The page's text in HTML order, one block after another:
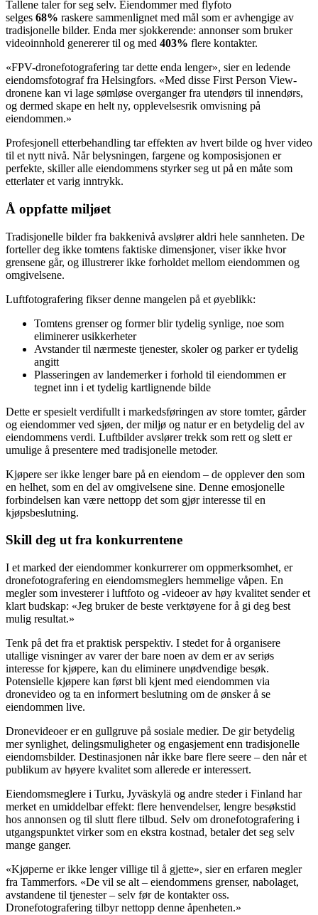
Tallene taler for seg selv. Eiendommer med flyfoto
selges 68% raskere sammenlignet med mål som er avhengige av
tradisjonelle bilder. Enda mer sjokkerende: annonser som bruker
videoinnhold genererer til og med 403% flere kontakter.
«FPV-dronefotografering tar dette enda lenger», sier en ledende
eiendomsfotograf fra Helsingfors. «Med disse First Person View-
dronene kan vi lage sømløse overganger fra utendørs til innendørs,
og dermed skape en helt ny, opplevelsesrik omvisning på
eiendommen.»
Profesjonell etterbehandling tar effekten av hvert bilde og hver video
til et nytt nivå. Når belysningen, fargene og komposisjonen er
perfekte, skiller alle eiendommens styrker seg ut på en måte som
etterlater et varig inntrykk.
Å oppfatte miljøet
Tradisjonelle bilder fra bakkenivå avslører aldri hele sannheten. De
forteller deg ikke tomtens faktiske dimensjoner, viser ikke hvor
grensene går, og illustrerer ikke forholdet mellom eiendommen og
omgivelsene.
Luftfotografering fikser denne mangelen på et øyeblikk:
Tomtens grenser og former blir tydelig synlige, noe som
eliminerer usikkerheter
Avstander til nærmeste tjenester, skoler og parker er tydelig
angitt
Plasseringen av landemerker i forhold til eiendommen er
tegnet inn i et tydelig kartlignende bilde
Dette er spesielt verdifullt i markedsføringen av store tomter, gårder
og eiendommer ved sjøen, der miljø og natur er en betydelig del av
eiendommens verdi. Luftbilder avslører trekk som rett og slett er
umulige å presentere med tradisjonelle metoder.
Kjøpere ser ikke lenger bare på en eiendom – de opplever den som
en helhet, som en del av omgivelsene sine. Denne emosjonelle
forbindelsen kan være nettopp det som gjør interesse til en
kjøpsbeslutning.
Skill deg ut fra konkurrentene
I et marked der eiendommer konkurrerer om oppmerksomhet, er
dronefotografering en eiendomsmeglers hemmelige våpen. En
megler som investerer i luftfoto og -videoer av høy kvalitet sender et
klart budskap: «Jeg bruker de beste verktøyene for å gi deg best
mulig resultat.»
Tenk på det fra et praktisk perspektiv. I stedet for å organisere
utallige visninger av varer der bare noen av dem er av seriøs
interesse for kjøpere, kan du eliminere unødvendige besøk.
Potensielle kjøpere kan først bli kjent med eiendommen via
dronevideo og ta en informert beslutning om de ønsker å se
eiendommen live.
Dronevideoer er en gullgruve på sosiale medier. De gir betydelig
mer synlighet, delingsmuligheter og engasjement enn tradisjonelle
eiendomsbilder. Destinasjonen når ikke bare flere seere – den når et
publikum av høyere kvalitet som allerede er interessert.
Eiendomsmeglere i Turku, Jyväskylä og andre steder i Finland har
merket en umiddelbar effekt: flere henvendelser, lengre besøkstid
hos annonsen og til slutt flere tilbud. Selv om dronefotografering i
utgangspunktet virker som en ekstra kostnad, betaler det seg selv
mange ganger.
«Kjøperne er ikke lenger villige til å gjette», sier en erfaren megler
fra Tammerfors. «De vil se alt – eiendommens grenser, nabolaget,
avstandene til tjenester – selv før de kontakter oss.
Dronefotografering tilbyr nettopp denne åpenheten.»